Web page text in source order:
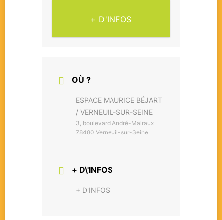
+ D'INFOS
OÙ ?
ESPACE MAURICE BÉJART
/ VERNEUIL-SUR-SEINE
3, boulevard André-Malraux
78480 Verneuil-sur-Seine
+ D\'INFOS
+ D'INFOS